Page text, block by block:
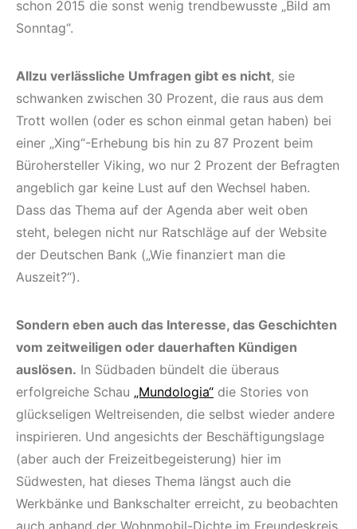
schon 2015 die sonst wenig trendbewusste „Bild am
Sonntag“.
Allzu verlässliche Umfragen gibt es nicht, sie
schwanken zwischen 30 Prozent, die raus aus dem
Trott wollen (oder es schon einmal getan haben) bei
einer „Xing“-Erhebung bis hin zu 87 Prozent beim
Bürohersteller Viking, wo nur 2 Prozent der Befragten
angeblich gar keine Lust auf den Wechsel haben.
Dass das Thema auf der Agenda aber weit oben
steht, belegen nicht nur Ratschläge auf der Website
der Deutschen Bank („Wie finanziert man die
Auszeit?“).
Sondern eben auch das Interesse, das Geschichten
vom zeitweiligen oder dauerhaften Kündigen
auslösen. In Südbaden bündelt die überaus
erfolgreiche Schau „Mundologia“ die Stories von
glückseligen Weltreisenden, die selbst wieder andere
inspirieren. Und angesichts der Beschäftigungslage
(aber auch der Freizeitbegeisterung) hier im
Südwesten, hat dieses Thema längst auch die
Werkbänke und Bankschalter erreicht, zu beobachten
auch anhand der Wohnmobil-Dichte im Freundeskreis.